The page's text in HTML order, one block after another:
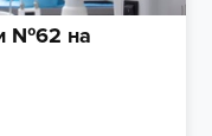
№62 на